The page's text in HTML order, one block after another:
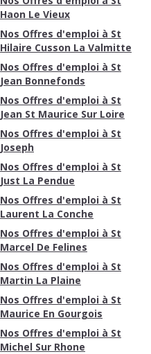
Haon Le Vieux
Nos Offres d'emploi à St
Hilaire Cusson La Valmitte
Nos Offres d'emploi à St
Jean Bonnefonds
Nos Offres d'emploi à St
Jean St Maurice Sur Loire
Nos Offres d'emploi à St
Joseph
Nos Offres d'emploi à St
Just La Pendue
Nos Offres d'emploi à St
Laurent La Conche
Nos Offres d'emploi à St
Marcel De Felines
Nos Offres d'emploi à St
Martin La Plaine
Nos Offres d'emploi à St
Maurice En Gourgois
Nos Offres d'emploi à St
Michel Sur Rhone